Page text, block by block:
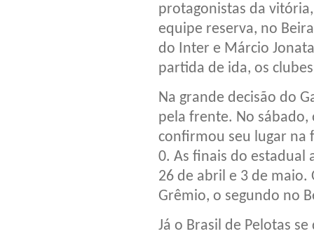
protagonistas da
equipe reserva, no
do Inter e Márcio
partida de ida, os
Na grande decisão do
pela frente. No sábado,
confirmou seu lugar na
0. As finais do estadual
26 de abril e 3 de
Grêmio, o segundo no
Já o Brasil de Pelotas